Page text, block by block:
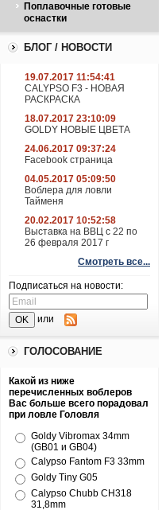
Поплавочные готовые
оснастки
БЛОГ / НОВОСТИ
19.07.2017 11:54:41
CALYPSO F3 - НОВАЯ
РАСКРАСКА
18.07.2017 23:10:09
GOLDY НОВЫЕ ЦВЕТА
24.06.2017 09:37:24
Facebook страница
04.05.2017 05:09:50
Воблера для ловли
Тайменя
20.02.2017 10:52:58
Выставка на ВВЦ с 22 по
26 февраля 2017 г
Смотреть все...
Подписаться на новости:
или
ГОЛОСОВАНИЕ
Какой из ниже
перечисленных воблеров
Вас больше всего порадовал
при ловле Головля
Goldy Vibromax 34mm
(GB01 и GB04)
Calypso Fantom F3 33mm
Goldy Tiny G05
Calypso Chubb CH318
31,8mm